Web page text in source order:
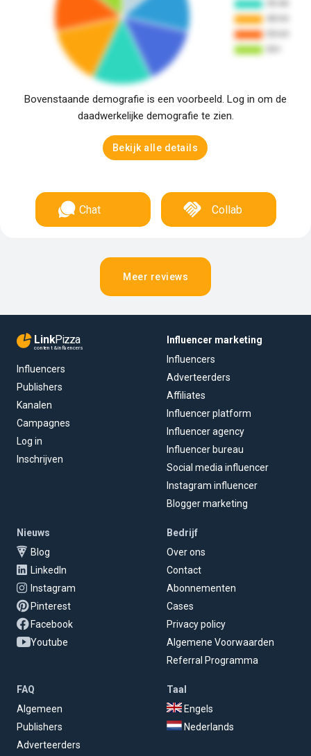
Bovenstaande demografie is een voorbeeld. Log in om de
daadwerkelijke demografie te zien.
Bekijk alle details
Chat Collab
Meer reviews
LinkPizza
content & influencers
Influencers
Publishers
Kanalen
Campagnes
Log in
Inschrijven
Influencer marketing
Influencers
Adverteerders
Affiliates
Influencer platform
Influencer agency
Influencer bureau
Social media influencer
Instagram influencer
Blogger marketing
Nieuws
Blog
LinkedIn
Instagram
Pinterest
Facebook
Youtube
Bedrijf
Over ons
Contact
Abonnementen
Cases
Privacy policy
Algemene Voorwaarden
Referral Programma
FAQ
Algemeen
Publishers
Adverteerders
Taal
Engels
Nederlands